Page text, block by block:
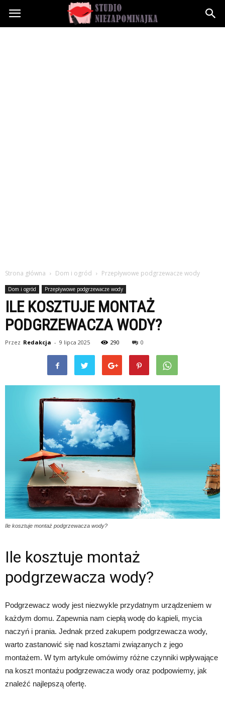
Studioniezapominajka.pl
Strona główna Dom i ogród Przepływowe podgrzewacze wody
Dom i ogród Przepływowe podgrzewacze wody
ILE KOSZTUJE MONTAŻ
PODGRZEWACZA WODY?
Przez Redakcja - 9 lipca 2025 290 0
Ile kosztuje montaż podgrzewacza wody?
Ile kosztuje montaż
podgrzewacza wody?
Podgrzewacz wody jest niezwykle przydatnym urządzeniem w
każdym domu. Zapewnia nam ciepłą wodę do kąpieli, mycia
naczyń i prania. Jednak przed zakupem podgrzewacza wody,
warto zastanowić się nad kosztami związanych z jego
montażem. W tym artykule omówimy różne czynniki wpływające
na koszt montażu podgrzewacza wody oraz podpowiemy, jak
znaleźć najlepszą ofertę.